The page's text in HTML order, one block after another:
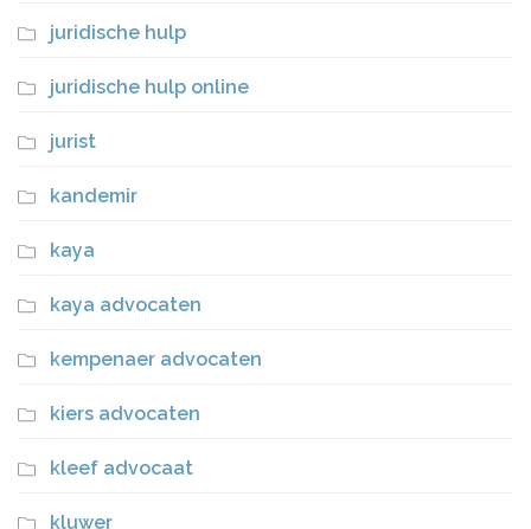
juridische hulp
juridische hulp online
jurist
kandemir
kaya
kaya advocaten
kempenaer advocaten
kiers advocaten
kleef advocaat
kluwer